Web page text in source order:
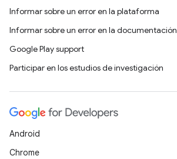
Informar sobre un error en la plataforma
Informar sobre un error en la documentación
Google Play support
Participar en los estudios de investigación
Android
Chrome